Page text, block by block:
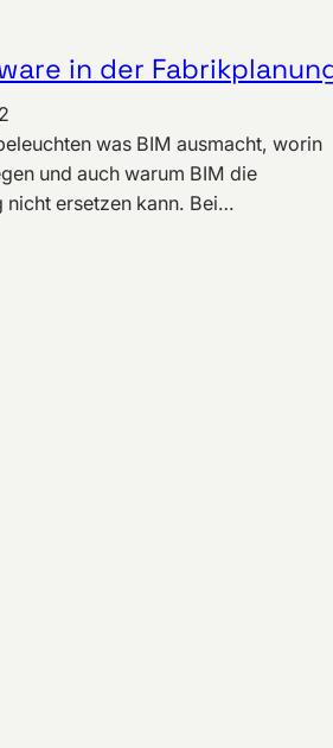
in der
was BIM ausmacht, worin
und auch warum BIM die
nicht ersetzen kann. Bei…